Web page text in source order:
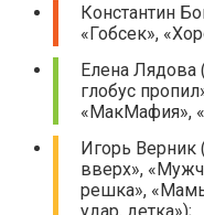
Константин
«Гобсек»,
Елена Лядова
глобус
«МакМафия»,
Игорь Верник
вверх»,
решка»,